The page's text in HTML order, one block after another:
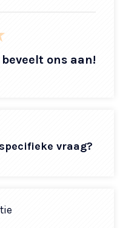
ons aan!
vraag?